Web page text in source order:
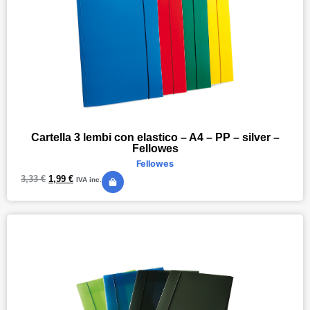
Cartella 3 lembi con elastico – A4 – PP – silver –
Fellowes
Fellowes
3,33€ 1,99 € IVA inc.